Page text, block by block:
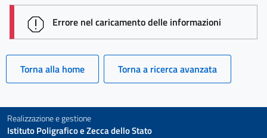
session id:
Errore nel caricamento delle informazioni
Torna alla home Torna a ricerca avanzata
Realizzazione e gestione
Istituto Poligrafico e Zecca dello Stato